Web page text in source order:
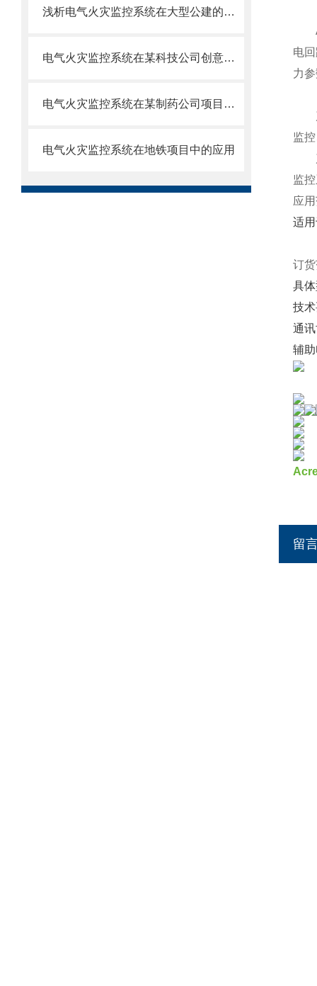
浅析电气火灾监控系统在大型公建的应用方案
电气火灾监控系统在某科技公司创意园上的应用
电气火灾监控系统在某制药公司项目的应用
电气火灾监控系统在地铁项目中的应用
电
力
产
监
产
监
应
适
订
具
技
通
辅
留